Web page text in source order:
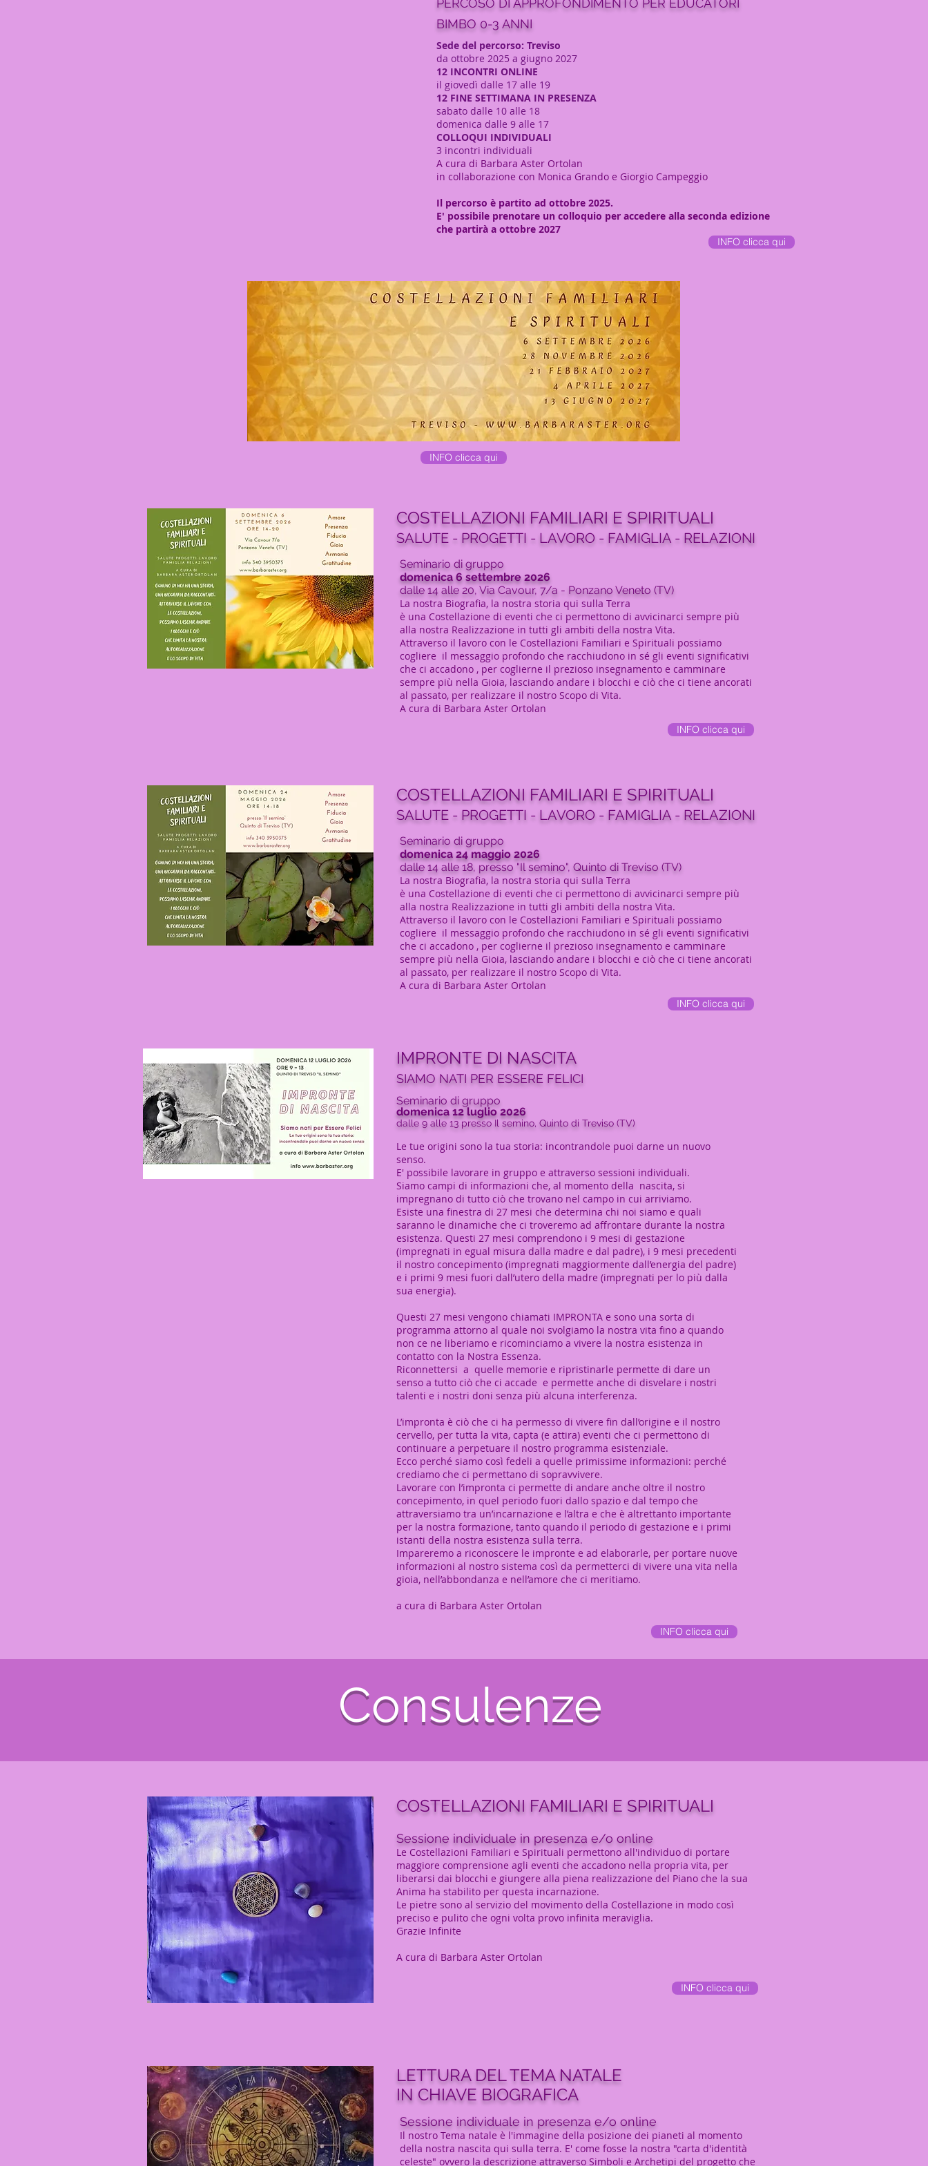
PERCOSO DI APPROFONDIMENTO PER EDUCATORI
BIMBO 0-3 ANNI
Sede del percorso: Treviso
da ottobre 2025 a giugno 2027
12 INCONTRI ONLINE
il giovedì dalle 17 alle 19
​12 FINE SETTIMANA IN PRESENZA
sabato dalle 10 alle 18
domenica dalle 9 alle 17
COLLOQUI INDIVIDUALI
3 incontri individuali
A cura di Barbara Aster Ortolan
in collaborazione con Monica Grando e Giorgio Campeggio
Il percorso è partito ad ottobre 2025.
E' possibile prenotare un colloquio per accedere alla seconda edizione
che partirà a ottobre 2027
INFO clicca qui
INFO clicca qui
COSTELLAZIONI FAMILIARI E SPIRITUALI
SALUTE - PROGETTI - LAVORO - FAMIGLIA - RELAZIONI
Seminario di gruppo
domenica 6 settembre 2026
dalle 14 alle 20, Via Cavour, 7/a - Ponzano Veneto (TV)
La nostra Biografia, la nostra storia qui sulla Terra
è una Costellazione di eventi che ci permettono di avvicinarci sempre più
alla nostra Realizzazione in tutti gli ambiti della nostra Vita.
Attraverso il lavoro con le Costellazioni Familiari e Spirituali possiamo
cogliere il messaggio profondo che racchiudono in sé gli eventi significativi
che ci accadono , per coglierne il prezioso insegnamento e camminare
sempre più nella Gioia, lasciando andare i blocchi e ciò che ci tiene ancorati
al passato, per realizzare il nostro Scopo di Vita.
A cura di Barbara Aster Ortolan
INFO clicca qui
COSTELLAZIONI FAMILIARI E SPIRITUALI
SALUTE - PROGETTI - LAVORO - FAMIGLIA - RELAZIONI
Seminario di gruppo
domenica 24 maggio 2026
dalle 14 alle 18, presso "Il semino", Quinto di Treviso (TV)
La nostra Biografia, la nostra storia qui sulla Terra
è una Costellazione di eventi che ci permettono di avvicinarci sempre più
alla nostra Realizzazione in tutti gli ambiti della nostra Vita.
Attraverso il lavoro con le Costellazioni Familiari e Spirituali possiamo
cogliere il messaggio profondo che racchiudono in sé gli eventi significativi
che ci accadono , per coglierne il prezioso insegnamento e camminare
sempre più nella Gioia, lasciando andare i blocchi e ciò che ci tiene ancorati
al passato, per realizzare il nostro Scopo di Vita.
A cura di Barbara Aster Ortolan
INFO clicca qui
IMPRONTE DI NASCITA
SIAMO NATI PER ESSERE FELICI
Seminario di gruppo
domenica 12 luglio 2026
dalle 9 alle 13 presso Il semino, Quinto di Treviso (TV)
Le tue origini sono la tua storia: incontrandole puoi darne un nuovo
senso.
E' possibile lavorare in gruppo e attraverso sessioni individuali.
Siamo campi di informazioni che, al momento della nascita, si
impregnano di tutto ciò che trovano nel campo in cui arriviamo.
Esiste una finestra di 27 mesi che determina chi noi siamo e quali
saranno le dinamiche che ci troveremo ad affrontare durante la nostra
esistenza. Questi 27 mesi comprendono i 9 mesi di gestazione
(impregnati in egual misura dalla madre e dal padre), i 9 mesi precedenti
il nostro concepimento (impregnati maggiormente dall’energia del padre)
e i primi 9 mesi fuori dall’utero della madre (impregnati per lo più dalla
sua energia).
Questi 27 mesi vengono chiamati IMPRONTA e sono una sorta di
programma attorno al quale noi svolgiamo la nostra vita fino a quando
non ce ne liberiamo e ricominciamo a vivere la nostra esistenza in
contatto con la Nostra Essenza.
Riconnettersi a quelle memorie e ripristinarle permette di dare un
senso a tutto ciò che ci accade e permette anche di disvelare i nostri
talenti e i nostri doni senza più alcuna interferenza.
L’impronta è ciò che ci ha permesso di vivere fin dall’origine e il nostro
cervello, per tutta la vita, capta (e attira) eventi che ci permettono di
continuare a perpetuare il nostro programma esistenziale.
Ecco perché siamo così fedeli a quelle primissime informazioni: perché
crediamo che ci permettano di sopravvivere.
Lavorare con l’impronta ci permette di andare anche oltre il nostro
concepimento, in quel periodo fuori dallo spazio e dal tempo che
attraversiamo tra un’incarnazione e l’altra e che è altrettanto importante
per la nostra formazione, tanto quando il periodo di gestazione e i primi
istanti della nostra esistenza sulla terra.
Impareremo a riconoscere le impronte e ad elaborarle, per portare nuove
informazioni al nostro sistema così da permetterci di vivere una vita nella
gioia, nell’abbondanza e nell’amore che ci meritiamo.
a cura di Barbara Aster Ortolan
INFO clicca qui
Consulenze
COSTELLAZIONI FAMILIARI E SPIRITUALI
Sessione individuale in presenza e/o online
Le Costellazioni Familiari e Spirituali permettono all'individuo di portare
maggiore comprensione agli eventi che accadono nella propria vita, per
liberarsi dai blocchi e giungere alla piena realizzazione del Piano che la sua
Anima ha stabilito per questa incarnazione.
Le pietre sono al servizio del movimento della Costellazione in modo così
preciso e pulito che ogni volta provo infinita meraviglia.
Grazie Infinite
A cura di Barbara Aster Ortolan
INFO clicca qui
LETTURA DEL TEMA NATALE
IN CHIAVE BIOGRAFICA
Sessione individuale in presenza e/o online
Il nostro Tema natale è l'immagine della posizione dei pianeti al momento
della nostra nascita qui sulla terra. E' come fosse la nostra "carta d'identità
celeste" ovvero la descrizione attraverso Simboli e Archetipi del progetto che